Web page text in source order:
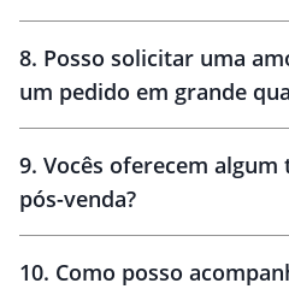
8. Posso solicitar uma
um pedido em grande
9. Vocês oferecem
pós-venda?
10. Como posso